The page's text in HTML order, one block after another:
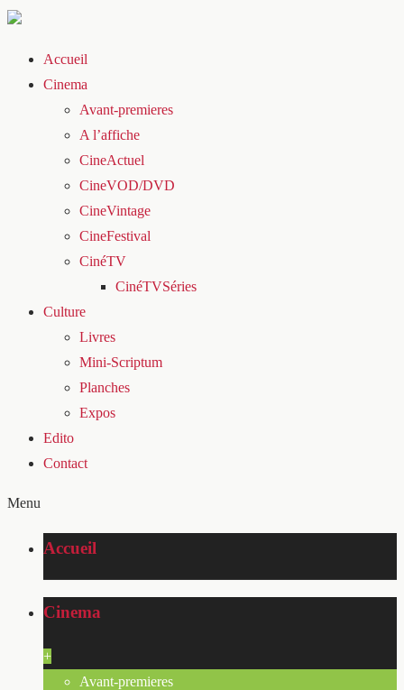
Accueil
Cinema
Avant-premieres
A l’affiche
CineActuel
CineVOD/DVD
CineVintage
CineFestival
CinéTV
CinéTVSéries
Culture
Livres
Mini-Scriptum
Planches
Expos
Edito
Contact
Menu
Accueil
Cinema
+
Avant-premieres